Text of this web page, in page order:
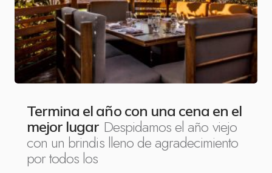
Termina el año con una cena en el
mejor lugar Despidamos el año viejo
con un brindis lleno de agradecimiento
por todos los